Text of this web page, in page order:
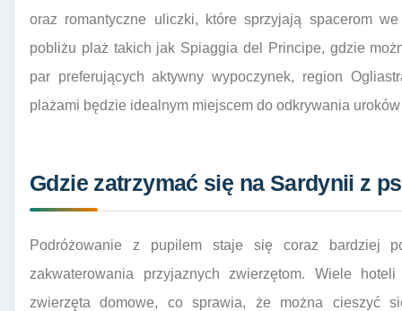
oraz romantyczne uliczki, które sprzyjają spacerom
pobliżu plaż takich jak Spiaggia del Principe, gdzie
par preferujących aktywny wypoczynek, region
plażami będzie idealnym miejscem do odkrywania uroków
Gdzie zatrzymać się na Sardynii z
Podróżowanie z pupilem staje się coraz bardziej
zakwaterowania przyjaznych zwierzętom. Wiele
zwierzęta domowe, co sprawia, że można cieszyć